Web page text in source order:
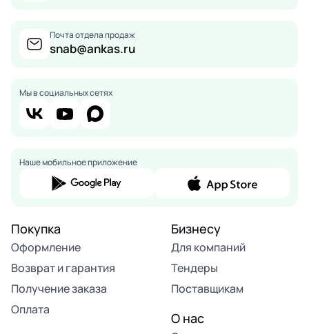
Почта отдела продаж
snab@ankas.ru
Мы в социальных сетях
Наше мобильное приложение
Покупка
Оформление
Возврат и гарантия
Получение заказа
Оплата
Бизнесу
Для компаний
Тендеры
Поставщикам
О нас